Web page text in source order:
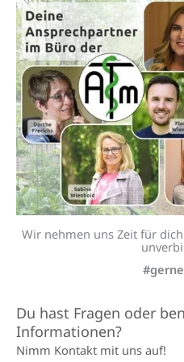
Wir nehmen uns Zeit für
Du hast Fragen oder
Informationen?
Nimm Kontakt mit uns auf!